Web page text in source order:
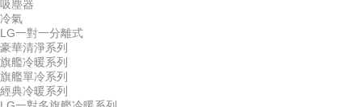
吸塵器
冷氣
LG一對一分離式
豪華清淨系列
旗艦冷暖系列
旗艦單冷系列
經典冷暖系列